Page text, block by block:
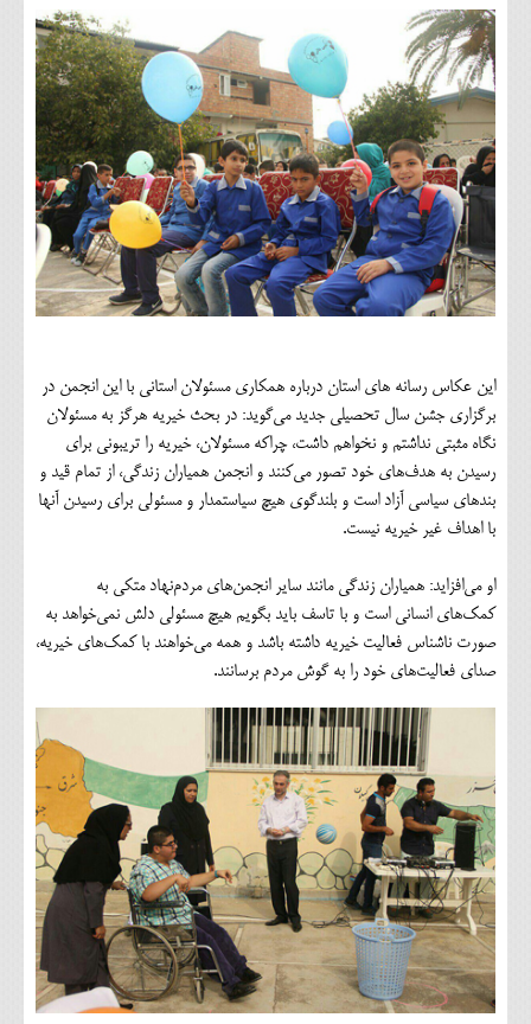
این عکاس رسانه های استان درباره همکاری مسئولان استانی با این انجمن در
برگزاری جشن سال تحصیلی جدید می‌گوید: در بحث خیریه هرگز به مسئولان
نگاه مثبتی نداشتم و نخواهم داشت، چراکه مسئولان، خیریه را تریبونی برای
رسیدن به هدف‌های خود تصور می‌کنند و انجمن همیاران زندگی، از تمام قید و
بندهای سیاسی آزاد است و بلندگوی هیچ سیاستمدار و مسئولی برای رسیدن آنها
با اهداف غیر خیریه نیست.
او می‌افزاید: همیاران زندگی مانند سایر انجمن‌های مردم‌نهاد متکی به
کمک‌های انسانی است و با تاسف باید بگویم هیچ مسئولی دلش نمی‌خواهد به
صورت ناشناس فعالیت خیریه داشته باشد و همه می‌خواهند با کمک‌های خیریه،
صدای فعالیت‌های خود را به گوش مردم برسانند.